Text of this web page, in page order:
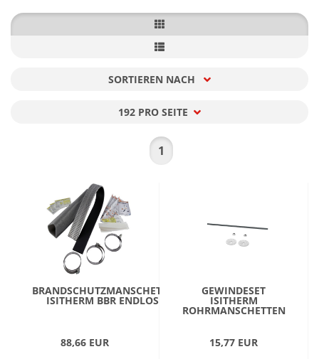
SORTIEREN NACH
192 PRO SEITE
1
BRANDSCHUTZMANSCHETTE
ISITHERM BBR ENDLOS
88,66 EUR
GEWINDESET
ISITHERM
ROHRMANSCHETTEN
15,77 EUR